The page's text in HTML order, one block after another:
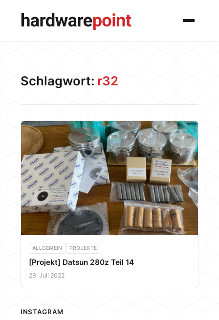
Menü
Schlagwort: r32
ALLGEMEIN PROJEKTE
[Projekt] Datsun 280z Teil 14
29. Juli 2022
INSTAGRAM